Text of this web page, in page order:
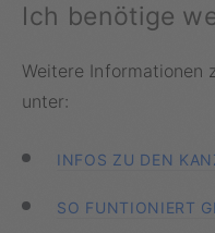
Ich benötige
Weitere Informationen
unter:
INFOS ZU DEN
SO FUNTIONIERT